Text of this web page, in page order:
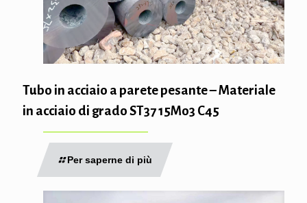
Tubo in acciaio a parete pesante – Materiale
in acciaio di grado ST37 15Mo3 C45
Per saperne di più